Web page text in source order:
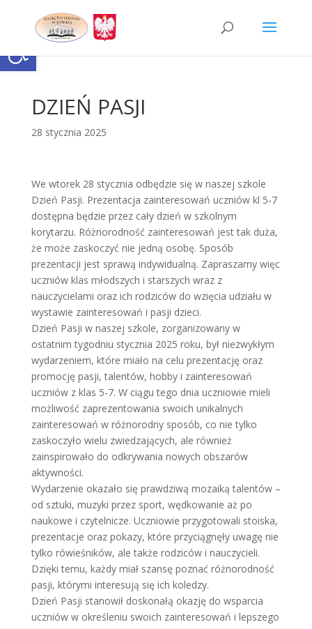
contentOtwórz pasek narzędzi
DZIEŃ PASJI
28 stycznia 2025
We wtorek 28 stycznia odbędzie się w naszej szkole
Dzień Pasji. Prezentacja zainteresowań uczniów kl 5-7
dostępna będzie przez cały dzień w szkolnym
korytarzu. Różnorodność zainteresowań jest tak duża,
że może zaskoczyć nie jedną osobę. Sposób
prezentacji jest sprawą indywidualną. Zapraszamy więc
uczniów klas młodszych i starszych wraz z
nauczycielami oraz ich rodziców do wzięcia udziału w
wystawie zainteresowań i pasji dzieci.
Dzień Pasji w naszej szkole, zorganizowany w
ostatnim tygodniu stycznia 2025 roku, był niezwykłym
wydarzeniem, które miało na celu prezentację oraz
promocję pasji, talentów, hobby i zainteresowań
uczniów z klas 5-7. W ciągu tego dnia uczniowie mieli
możliwość zaprezentowania swoich unikalnych
zainteresowań w różnorodny sposób, co nie tylko
zaskoczyło wielu zwiedzających, ale również
zainspirowało do odkrywania nowych obszarów
aktywności.
Wydarzenie okazało się prawdziwą mozaiką talentów –
od sztuki, muzyki przez sport, wędkowanie aż po
naukowe i czytelnicze. Uczniowie przygotowali stoiska,
prezentacje oraz pokazy, które przyciągnęły uwagę nie
tylko rówieśników, ale także rodziców i nauczycieli.
Dzięki temu, każdy miał szansę poznać różnorodność
pasji, którymi interesują się ich koledzy.
Dzień Pasji stanowił doskonałą okazję do wsparcia
uczniów w określeniu swoich zainteresowań i lepszego